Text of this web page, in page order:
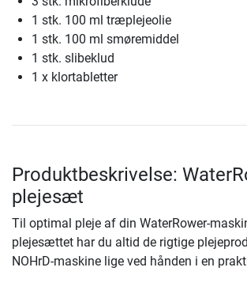
1 stk. 100 ml træplejeolie
1 stk. 100 ml smøremiddel
1 stk. slibeklud
1 x klortabletter
Produktbeskrivelse:
plejesæt
Til optimal pleje af din WaterRower-
plejesættet har du altid de rigtige
NOHrD-maskine lige ved hånden i en